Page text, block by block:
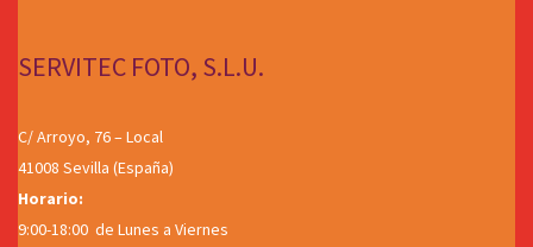
SERVITEC FOTO, S.L.U.
C/ Arroyo, 76 – Local
41008 Sevilla (España)
Horario:
9:00-18:00 de Lunes a Viernes